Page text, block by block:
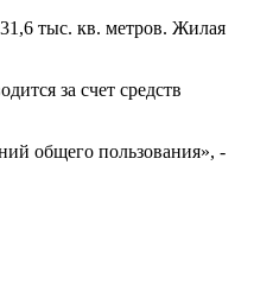
тыс. кв. метров. Жилая
за счет средств
общего пользования», -